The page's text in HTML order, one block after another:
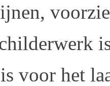
voor het